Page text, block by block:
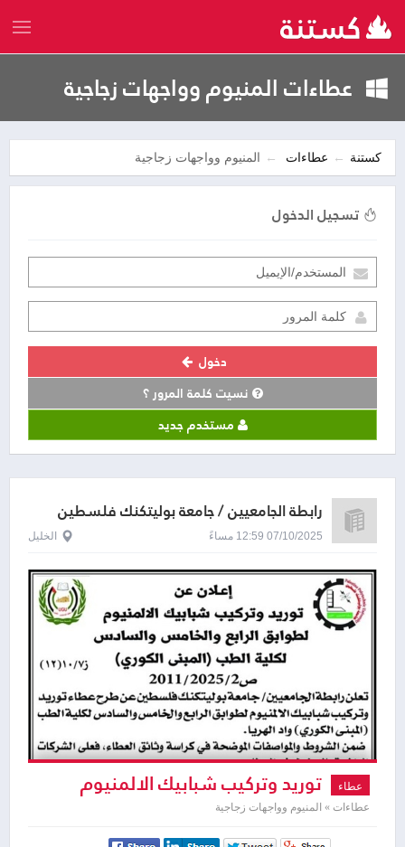
عطاءات المنيوم وواجهات زجاجية
كستنة عطاءات المنيوم وواجهات زجاجية
تسجيل الدخول
دخول
نسيت كلمة المرور ؟
مستخدم جديد
رابطة الجامعيين / جامعة بوليتكنك فلسطين
07/10/2025 12:59 مساءً الخليل
عطاء توريد وتركيب شبابيك الالمنيوم
لطوابق الرابع والخامس والسادس
عطاءات » المنيوم وواجهات زجاجية